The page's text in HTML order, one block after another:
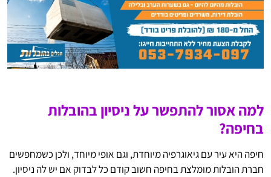
למה אסור להתפשר על ניסיון בהובלות
בחיפה?
חיפה היא עיר עם גיאוגרפיה מיוחדת, וגם אופי מיוחד, ולכן כשמחפשים
חברת הובלות מומלצת בחיפה חשוב קודם כל לבדוק אם יש לה ניסיון.